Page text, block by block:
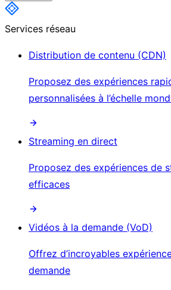
Services réseau
Distribution de contenu (CDN)
Proposez des expériences
personnalisées à l’échelle
Streaming en direct
Proposez des expériences de
efficaces
Vidéos à la demande (VoD)
Offrez d’incroyables
demande